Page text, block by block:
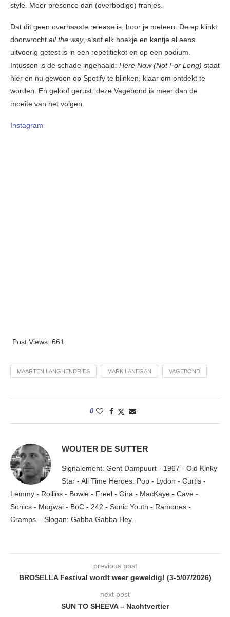
style. Meer présence dan (overbodige) franjes.
Dat dit geen overhaaste release is, hoor je meteen. De ep klinkt
doorwrocht all the way, alsof elk hoekje en kantje al eens
uitvoerig getest is in een repetitiekot en op een podium.
Intussen is de schade ingehaald: Here Now (Not For Long) staat
hier en nu gewoon op Spotify te blinken, klaar om ontdekt te
worden. En geloof gerust: deze Vagebond is meer dan de
moeite van het volgen.
Instagram
Post Views: 661
MAARTEN LANGHENDRIES MARK LANEGAN VAGEBOND
0
WOUTER DE SUTTER
Signalement: Gent Dampuurt - 1967 - Old Kinky
Star - All Time Heroes: Pop - Lydon - Curtis -
Lemmy - Rollins - Bowie - Freel - Gira - MacKaye - Cave -
Sonics - Mogwai - BoC - 242 - Sonic Youth - Ramones -
Cramps... Slogan: Gabba Gabba Hey.
previous post
BROSELLA Festival wordt weer geweldig! (3-5/07/2026)
next post
SUN TO SHEEVA – Nachtvertier